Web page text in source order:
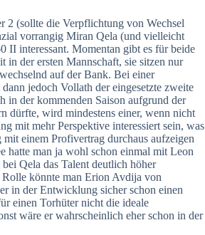
2 (sollte die Verpflichtung von Wechsel
vorrangig Miran Qela (und vielleicht
II interessant. Momentan gibt es für beide
in der ersten Mannschaft, sie sitzen nur
auf der Bank. Bei einer
jedoch Vollath der eingesetzte zweite
in der kommenden Saison aufgrund der
dürfte, wird mindestens einer, wenn nicht
mit mehr Perspektive interessiert sein, was
einem Profivertrag durchaus aufzeigen
hatte man ja wohl schon einmal mit Leon
Qela das Talent deutlich höher
Rolle könnte man Erion Avdija von
in der Entwicklung sicher schon einen
einen Torhüter nicht die ideale
wäre er wahrscheinlich eher schon in der